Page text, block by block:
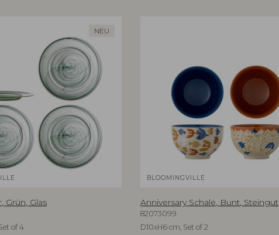
NEU
Grün, Glas
of 4
BLOOMINGVILLE
Anniversary Schale, Bunt, Steingut
82073099
D10xH6 cm, Set of 2